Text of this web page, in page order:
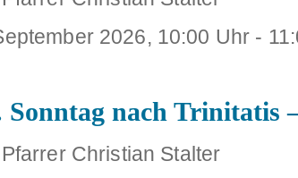
2026, 10:00 Uhr -
Sonntag nach Trinitatis
Christian Stalter